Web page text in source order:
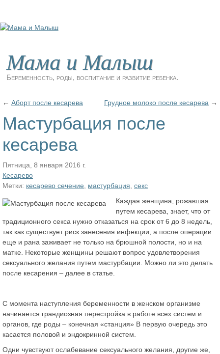
Мама и Малыш
Беременность, роды, воспитание и развитие ребенка.
← Аборт после кесарева Грудное молоко после кесарева →
Мастурбация после
кесарева
Пятница, 8 января 2016 г.
Кесарево
Метки: кесарево сечение мастурбация секс
Каждая женщина, рожавшая
путем кесарева, знает, что от
традиционного секса нужно отказаться на срок от 6 до 8 недель,
так как существует риск занесения инфекции, а после операции
еще и рана заживает не только на брюшной полости, но и на
матке. Некоторые женщины решают вопрос удовлетворения
сексуального желания путем мастурбации. Можно ли это делать
после кесарения – далее в статье.
С момента наступления беременности в женском организме
начинается грандиозная перестройка в работе всех систем и
органов, где роды – конечная «станция» В первую очередь это
касается половой и эндокринной систем.
Одни чувствуют ослабевание сексуального желания, другие же,